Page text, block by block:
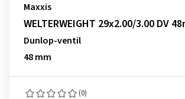
Maxxis
WELTERWEIGHT 29x2.00/3.00 DV
Dunlop-ventil
48 mm
(0)